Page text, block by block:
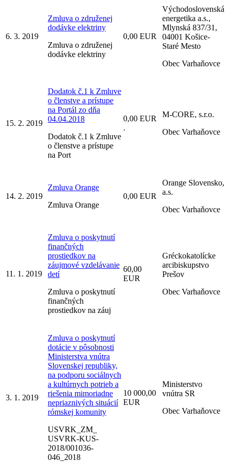
6. 3. 2019
Zmluva o združenej
dodávke elektriny
Zmluva o združenej
dodávke elektriny
0,00 EUR
Východoslovenská
energetika a.s.,
Mlynská 837/31,
04001 Košice-
Staré Mesto
Obec Varhaňovce
15. 2. 2019
Dodatok č.1 k Zmluve
o členstve a prístupe
na Portál zo dňa
04.04.2018
Dodatok č.1 k Zmluve
o členstve a prístupe
na Port
0,00 EUR
.
M-CORE, s.r.o.
Obec Varhaňovce
14. 2. 2019
Zmluva Orange
Zmluva Orange
0,00 EUR
Orange Slovensko,
a.s.
Obec Varhaňovce
11. 1. 2019
Zmluva o poskytnutí
finančných
prostiedkov na
záujmové vzdelávanie
detí
Zmluva o poskytnutí
finančných
prostiedkov na záuj
60,00
EUR
Gréckokatolícke
arcibiskupstvo
Prešov
Obec Varhaňovce
3. 1. 2019
Zmluva o poskytnutí
dotácie v pôsobnosti
Ministerstva vnútra
Slovenskej republiky,
na podporu sociálnych
a kultúrnych potrieb a
riešenia mimoriadne
nepriaznivých situácií
rómskej komunity
USVRK_ZM_
USVRK-KUS-
2018/001036-
046_2018
10 000,00
EUR
Ministerstvo
vnútra SR
Obec Varhaňovce